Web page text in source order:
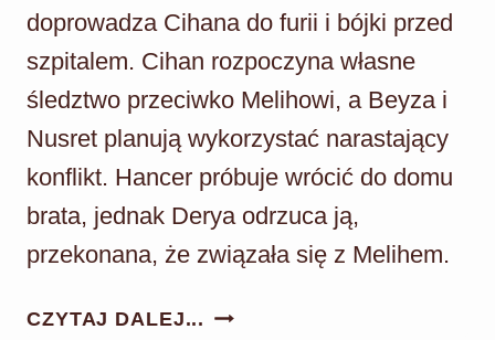
doprowadza Cihana do furii i bójki przed
szpitalem. Cihan rozpoczyna własne
śledztwo przeciwko Melihowi, a Beyza i
Nusret planują wykorzystać narastający
konflikt. Hancer próbuje wrócić do domu
brata, jednak Derya odrzuca ją,
przekonana, że związała się z Melihem.
CZYTAJ DALEJ... PANNA